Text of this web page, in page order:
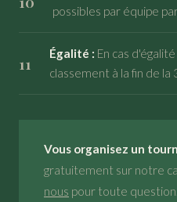
possibles par équipe
Égalité : En cas
classement à la fin de
Vous organisez un
gratuitement sur notre
nous pour toute question.